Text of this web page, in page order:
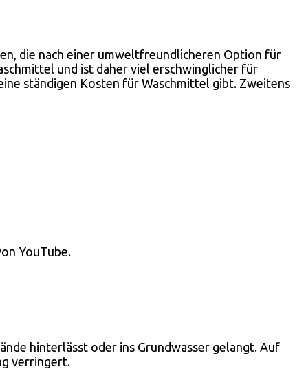
die nach einer umweltfreundlicheren Option für
und ist daher viel erschwinglicher für
ständigen Kosten für Waschmittel gibt. Zweitens
YouTube.
hinterlässt oder ins Grundwasser gelangt. Auf
verringert.